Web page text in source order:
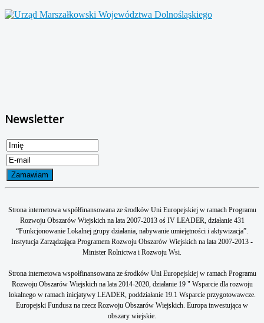
Newsletter
Strona internetowa współfinansowana ze środków Uni Europejskiej w ramach Programu
Rozwoju Obszarów Wiejskich na lata 2007-2013 oś IV LEADER, działanie 431
“Funkcjonowanie Lokalnej grupy działania, nabywanie umiejętności i aktywizacja”.
Instytucja Zarządzająca Programem Rozwoju Obszarów Wiejskich na lata 2007-2013 -
Minister Rolnictwa i Rozwoju Wsi.
Strona internetowa wspołfinansowana ze środków Uni Europejskiej w ramach Programu
Rozwoju Obszarów Wiejskich na lata 2014-2020, działanie 19 " Wsparcie dla rozwoju
lokalnego w ramach inicjatywy LEADER, poddziałanie 19.1 Wsparcie przygotowawcze.
Europejski Fundusz na rzecz Rozwoju Obszarów Wiejskich. Europa inwestująca w
obszary wiejskie.